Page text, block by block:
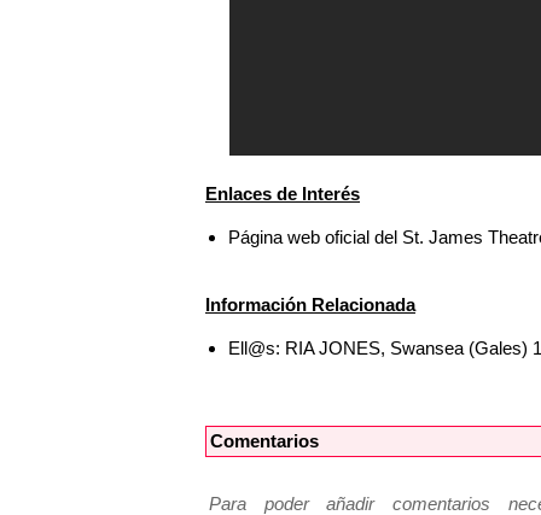
Enlaces de Interés
Página web oficial del St. James
Información Relacionada
Ell@s: RIA JONES, Swansea (Gales)
Comentarios
Para poder añadir comentarios